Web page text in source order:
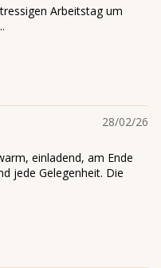
Arbeitstag um
28/02/26
einladend, am Ende
jede Gelegenheit. Die